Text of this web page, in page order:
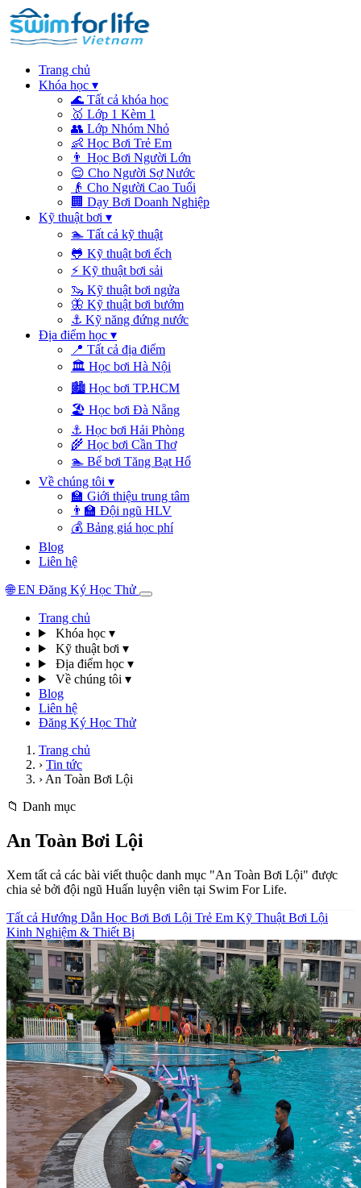
Trang chủ
Khóa học ▾
🌊 Tất cả khóa học
🥇 Lớp 1 Kèm 1
👥 Lớp Nhóm Nhỏ
👶 Học Bơi Trẻ Em
👨 Học Bơi Người Lớn
😌 Cho Người Sợ Nước
👴 Cho Người Cao Tuổi
🏢 Dạy Bơi Doanh Nghiệp
Kỹ thuật bơi ▾
🏊 Tất cả kỹ thuật
🐸 Kỹ thuật bơi ếch
⚡ Kỹ thuật bơi sải
🦦 Kỹ thuật bơi ngửa
🦋 Kỹ thuật bơi bướm
⚓ Kỹ năng đứng nước
Địa điểm học ▾
📍 Tất cả địa điểm
🏛️ Học bơi Hà Nội
🏙️ Học bơi TP.HCM
🏖️ Học bơi Đà Nẵng
⚓ Học bơi Hải Phòng
🌾 Học bơi Cần Thơ
🏊 Bể bơi Tăng Bạt Hổ
Về chúng tôi ▾
🏫 Giới thiệu trung tâm
👨‍🏫 Đội ngũ HLV
💰 Bảng giá học phí
Blog
Liên hệ
🌐 EN Đăng Ký Học Thử
Trang chủ
Khóa học ▾
Kỹ thuật bơi ▾
Địa điểm học ▾
Về chúng tôi ▾
Blog
Liên hệ
Đăng Ký Học Thử
Trang chủ
› Tin tức
› An Toàn Bơi Lội
📁 Danh mục
An Toàn Bơi Lội
Xem tất cả các bài viết thuộc danh mục "An Toàn Bơi Lội" được
chia sẻ bởi đội ngũ Huấn luyện viên tại Swim For Life.
Tất cả Hướng Dẫn Học Bơi Bơi Lội Trẻ Em Kỹ Thuật Bơi Lội
Kinh Nghiệm & Thiết Bị